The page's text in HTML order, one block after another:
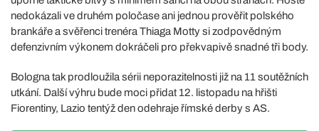
nedokázali ve druhém poločase ani jednou prověřit polského
brankáře a svěřenci trenéra Thiaga Motty si zodpovědným
defenzivním výkonem dokráčeli pro překvapivě snadné tři body.
Bologna tak prodloužila sérii neporazitelnosti již na 11 soutěžních
utkání. Další výhru bude moci přidat 12. listopadu na hřišti
Fiorentiny, Lazio tentýž den odehraje římské derby s AS.